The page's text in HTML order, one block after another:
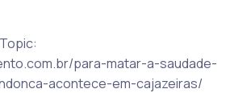
para-matar-a-saudade-
acontece-em-cajazeiras/